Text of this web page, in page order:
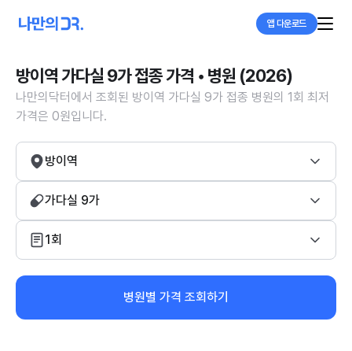
앱 다운로드
방이역 가다실 9가 접종 가격 • 병원 (2026)
나만의닥터에서 조회된 방이역 가다실 9가 접종 병원의 1회 최저
가격은 0원입니다.
방이역
가다실 9가
1회
병원별 가격 조회하기